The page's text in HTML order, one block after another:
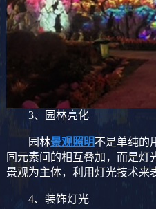
3、园林亮化
园林景观照明不是单纯的
同元素间的相互叠加，而是
景观为主体，利用灯光技术来
4、装饰灯光